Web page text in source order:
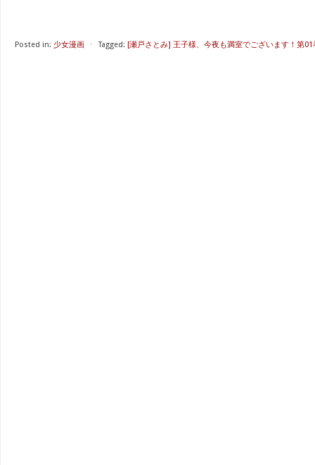
Posted in: 少女漫画 ⋅ Tagged: [瀬戸さとみ] 王子様、今夜も満室でございます！第01